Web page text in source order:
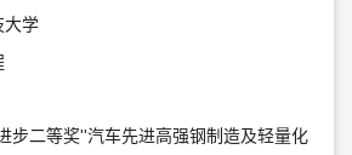
大学
二等奖''汽车先进高强钢制造及轻量化